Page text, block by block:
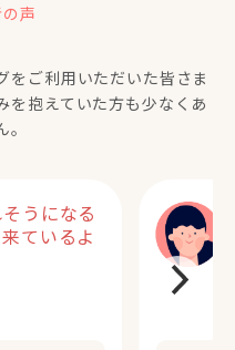
声
をご利用いただいた皆さま
を抱えていた方も少なくあ
うになる
ているよ